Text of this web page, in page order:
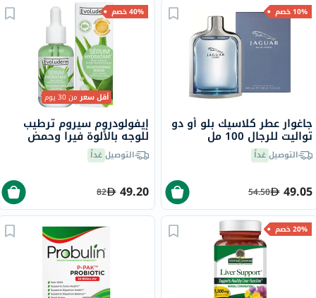
10% خصم
جاغوار عطر كلاسيك بلو أو دو
تواليت للرجال 100 مل
التوصيلغداً
49.05
54.50
40% خصم
أقل سعرمن 30 يوم
إيفولودروم سيروم ترطيب
للوجه بالألوة فيرا وحمض
الهيالورونيك لترطيب البشرة
30 ملالتوصيلغداً
49.20
82
20% خصم